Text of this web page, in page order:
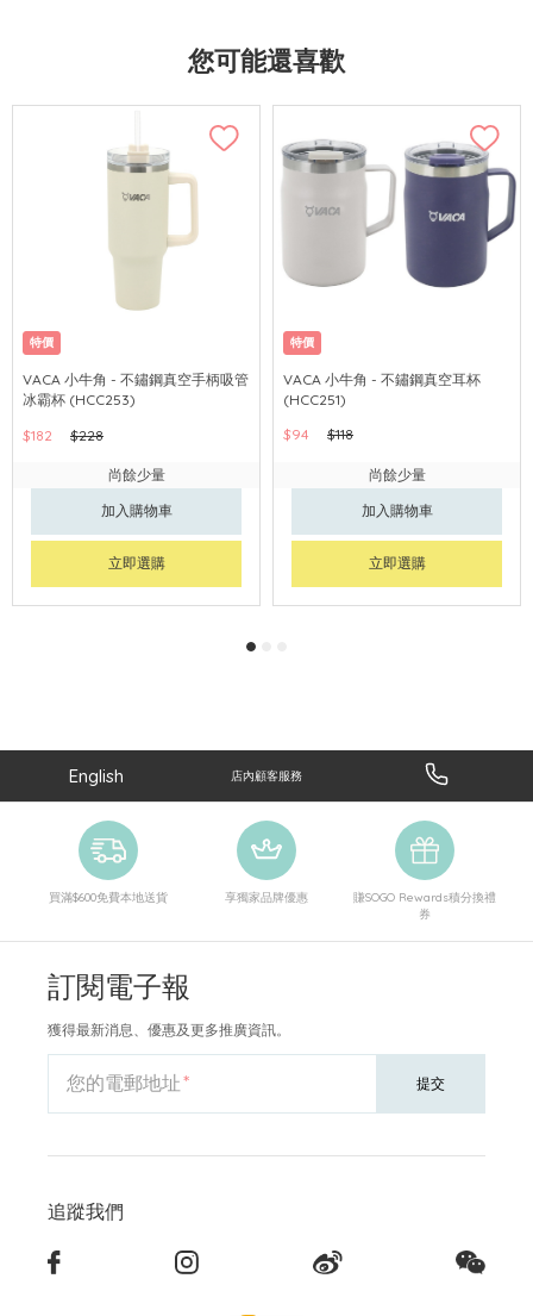
您可能還喜歡
特價
VACA 小牛角 - 不鏽鋼真空手柄吸管
冰霸杯 (HCC253)
$182
$228
尚餘少量
加入購物車
立即選購
特價
VACA 小牛角 - 不鏽鋼真空耳杯
(HCC251)
$94
$118
尚餘少量
加入購物車
立即選購
English 店內顧客服務
買滿$600免費本地送貨 享獨家品牌優惠
賺SOGO Rewards積分換禮
券
訂閱電子報
獲得最新消息、優惠及更多推廣資訊。
您的電郵地址 提交
追蹤我們